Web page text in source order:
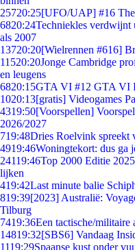
25720:25[UFO/UAP] #16
6820:24Techniekles verdwijnt
als 2007
13720:20[Wielrennen #616]
11520:20Jonge Cambridge
en leugens
6820:15GTA VI #12 GTA VI
1020:13[gratis] Videogames
4319:50[Voorspellen]
2026/2027
719:48Dries Roelvink spreekt
4919:46Woningtekort: dus ga
24119:46Top 2000 Editie
lijken
419:42Last minute balie
819:39[2023] Australië:
Tilburg
7419:36Een tactische/militaire
14819:32[SBS6] Vandaag
1119:29Spaanse kust onder